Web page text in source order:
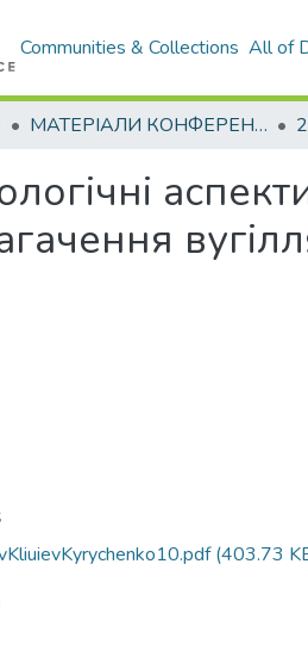
Communities & Collections All of
МАТЕРІАЛИ КОНФЕРЕНЦІЙ
(403.73